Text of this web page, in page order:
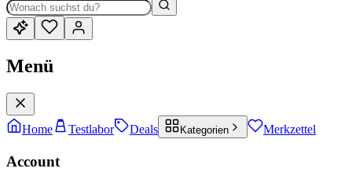
Menü
Home Testlabor Deals Kategorien Merkzettel
Account